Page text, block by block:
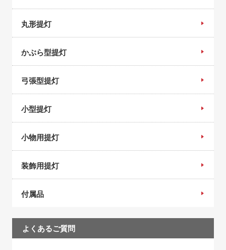
丸形提灯
かぶら型提灯
弓張型提灯
小型提灯
小物用提灯
装飾用提灯
付属品
よくあるご質問